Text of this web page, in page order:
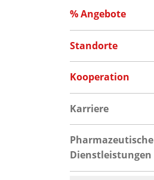
% Angebote
Standorte
Kooperation
Karriere
Pharmazeutische
Dienstleistungen